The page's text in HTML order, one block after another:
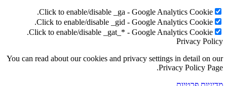
Click to enable/disable _ga - Google Analytics Cookie.
Click to enable/disable _gid - Google Analytics Cookie.
Click to enable/disable _gat_* - Google Analytics Cookie.
Privacy Policy
You can read about our cookies and privacy settings in detail on our
Privacy Policy Page.